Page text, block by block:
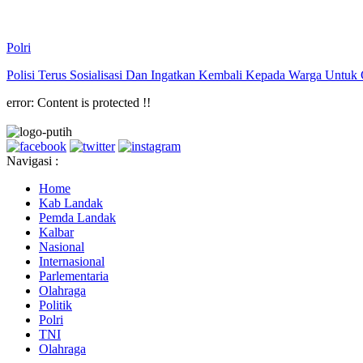
Polri
Polisi Terus Sosialisasi Dan Ingatkan Kembali Kepada Warga Untuk
error: Content is protected !!
Navigasi :
Home
Kab Landak
Pemda Landak
Kalbar
Nasional
Internasional
Parlementaria
Olahraga
Politik
Polri
TNI
Olahraga